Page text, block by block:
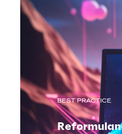
BEST PRACTICE